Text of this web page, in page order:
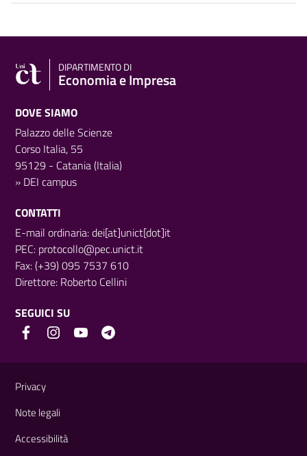
DIPARTIMENTO DI
Economia e Impresa
DOVE SIAMO
Palazzo delle Scienze
Corso Italia, 55
95129 - Catania (Italia)
» DEI campus
CONTATTI
E-mail ordinaria: dei[at]unict[dot]it
PEC: protocollo@pec.unict.it
Fax: (+39) 095 7537 610
Direttore: Roberto Cellini
SEGUICI SU
Privacy
Note legali
Accessibilità